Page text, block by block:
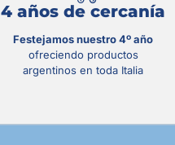
4 años de cercanía
Festejamos nuestro 4º año
ofreciendo productos
argentinos en toda Italia